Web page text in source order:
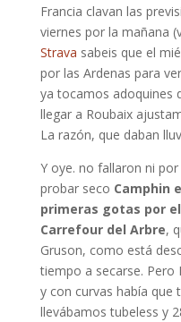
Francia clavan las
viernes por la mañana
Strava sabeis que el
por las Ardenas para
ya tocamos adoquines
llegar a Roubaix
La razón, que daban
Y oye. no fallaron ni
probar seco Camphin
primeras gotas por
Carrefour del Arbre,
Gruson, como está
tiempo a secarse. Pero
y con curvas había que
llevábamos tubeless y